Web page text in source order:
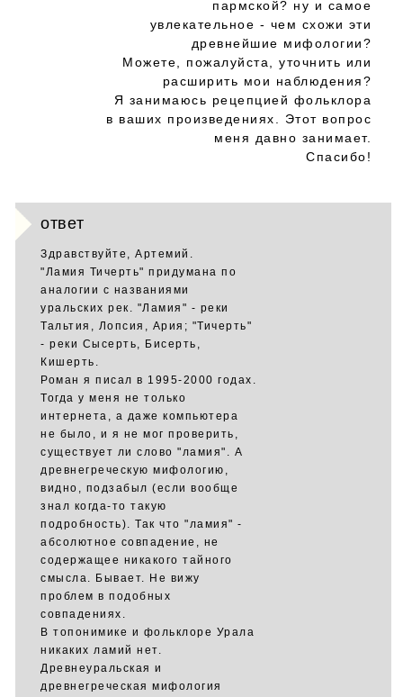
пармской? ну и самое
увлекательное - чем схожи эти
древнейшие мифологии?
Можете, пожалуйста, уточнить или
расширить мои наблюдения?
Я занимаюсь рецепцией фольклора
в ваших произведениях. Этот вопрос
меня давно занимает.
Спасибо!
ответ
Здравствуйте, Артемий.
"Ламия Тичерть" придумана по
аналогии с названиями
уральских рек. "Ламия" - реки
Тальтия, Лопсия, Ария; "Тичерть"
- реки Сысерть, Бисерть,
Кишерть.
Роман я писал в 1995-2000 годах.
Тогда у меня не только
интернета, а даже компьютера
не было, и я не мог проверить,
существует ли слово "ламия". А
древнегреческую мифологию,
видно, подзабыл (если вообще
знал когда-то такую
подробность). Так что "ламия" -
абсолютное совпадение, не
содержащее никакого тайного
смысла. Бывает. Не вижу
проблем в подобных
совпадениях.
В топонимике и фольклоре Урала
никаких ламий нет.
Древнеуральская и
древнегреческая мифология